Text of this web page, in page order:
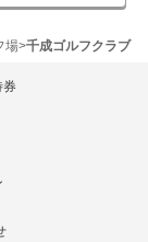
場 千成ゴルフクラブ
券